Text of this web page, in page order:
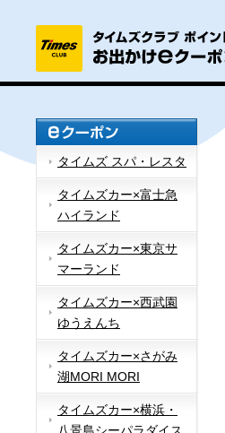
タイムズ スパ・レスタ
タイムズカー×富士急
ハイランド
タイムズカー×東京サ
マーランド
タイムズカー×西武園
ゆうえんち
タイムズカー×さがみ
湖MORI MORI
タイムズカー×横浜・